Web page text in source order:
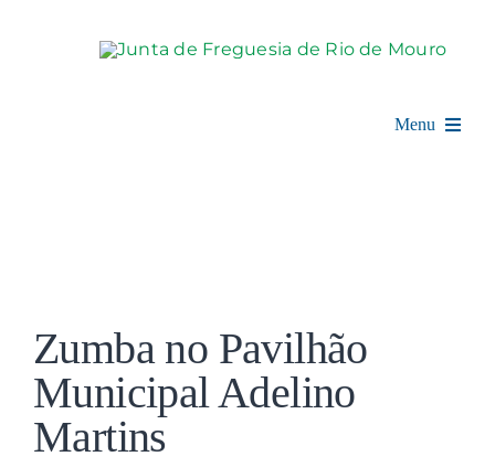
Menu
Balcão Digital
Larger
Image
Zumba no Pavilhão
Municipal Adelino
Martins